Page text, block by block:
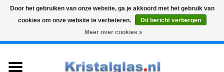
Graveren
Door het gebruiken van onze website, ga je akkoord met het gebruik van
cookies om onze website te verbeteren.
Dit bericht verbergen
Meer over cookies »